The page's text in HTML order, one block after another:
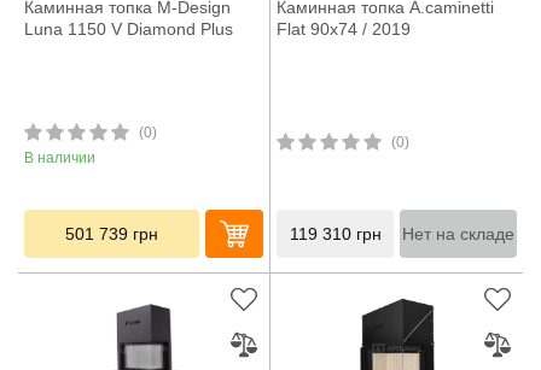
Каминная топка M-Design
Luna 1150 V Diamond Plus
(0)
В наличии
501 739 грн
Каминная топка A.caminetti
Flat 90x74 / 2019
(0)
119 310 грн Нет на складе